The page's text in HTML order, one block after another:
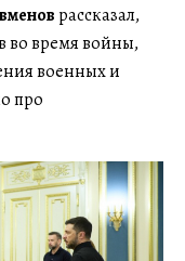
рассказал,
во время войны,
военных и
про